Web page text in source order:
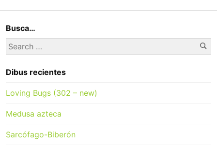
Busca…
Search
for:
Dibus recientes
Loving Bugs (302 – new)
Medusa azteca
Sarcófago-Biberón